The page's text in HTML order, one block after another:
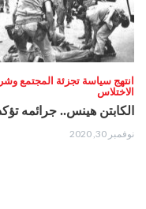
انتهج سياسة تجزئة المجتمع
الاختلاس
الكابتن هينس.. جرائمه
نوفمبر 30, 2020